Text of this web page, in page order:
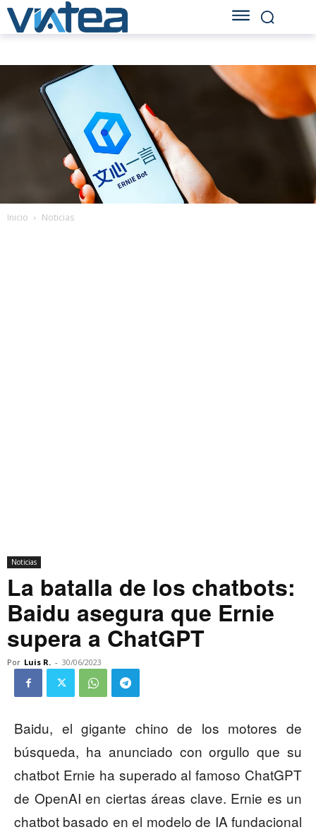
Inicio Noticias
Noticias
La batalla de los chatbots:
Baidu asegura que Ernie
supera a ChatGPT
Por Luis R. - 30/06/2023
Baidu, el gigante chino de los motores de
búsqueda, ha anunciado con orgullo que su
chatbot Ernie ha superado al famoso ChatGPT
de OpenAI en ciertas áreas clave. Ernie es un
chatbot basado en el modelo de IA fundacional